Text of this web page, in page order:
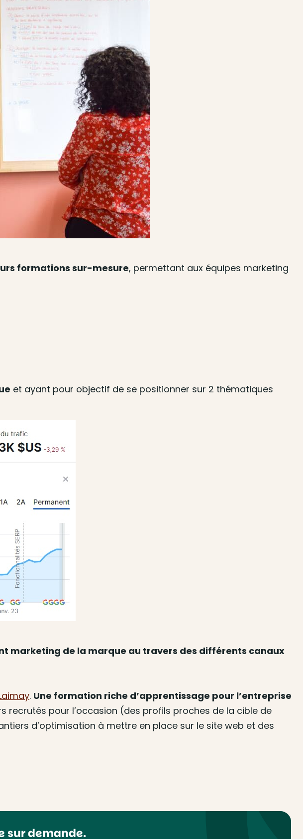
formations sur-mesure, permettant aux équipes marketing
et ayant pour objectif de se positionner sur 2 thématiques
marketing de la marque au travers des différents canaux
. Une formation riche d’apprentissage pour l’entreprise
recrutés pour l’occasion (des profils proches de la cible de
d’optimisation à mettre en place sur le site web et des
sur demande.